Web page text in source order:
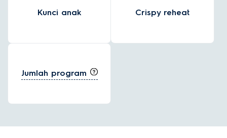
Kunci anak Crispy reheat
Jumlah program